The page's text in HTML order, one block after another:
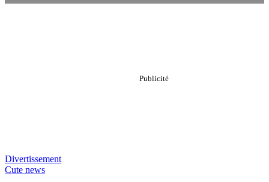
Divertissement
Cute news